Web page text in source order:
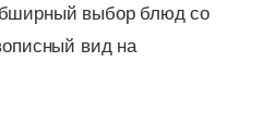
выбор блюд со
вид на